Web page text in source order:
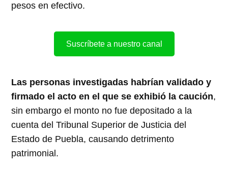
pesos en efectivo.
Suscríbete a nuestro canal
Las personas investigadas habrían validado y
firmado el acto en el que se exhibió la caución,
sin embargo el monto no fue depositado a la
cuenta del Tribunal Superior de Justicia del
Estado de Puebla, causando detrimento
patrimonial.